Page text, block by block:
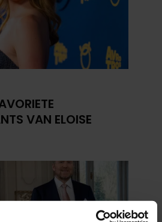
VAN ELOISE